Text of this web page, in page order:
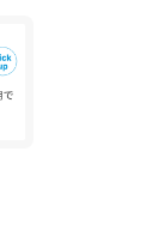
「取り扱い上の注意
照ください。